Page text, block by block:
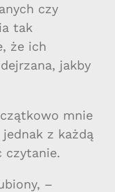
czy
tak
że ich
jakby
mnie
z każdą
czytanie.
–